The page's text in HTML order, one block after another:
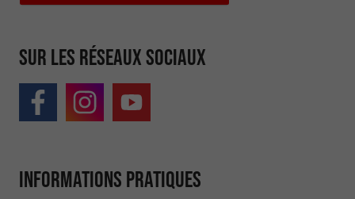
Sur les réseaux sociaux
Informations pratiques